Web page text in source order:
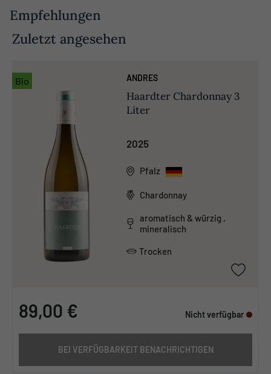
Empfehlungen
Zuletzt angesehen
Bio ANDRES
Haardter Chardonnay 3
Liter
2025
Pfalz
Chardonnay
aromatisch & würzig ,
mineralisch
Trocken
89,00 € Nicht verfügbar
BEI VERFÜGBARKEIT BENACHRICHTIGEN